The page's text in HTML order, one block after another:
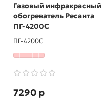
Газовый инфракрасный
обогреватель Ресанта
ПГ-4200С
ПГ-4200С
7290 р